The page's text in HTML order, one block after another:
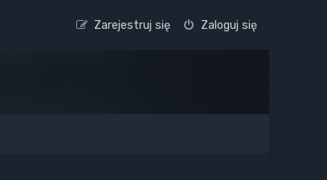
Zaloguj się
Zarejestruj się